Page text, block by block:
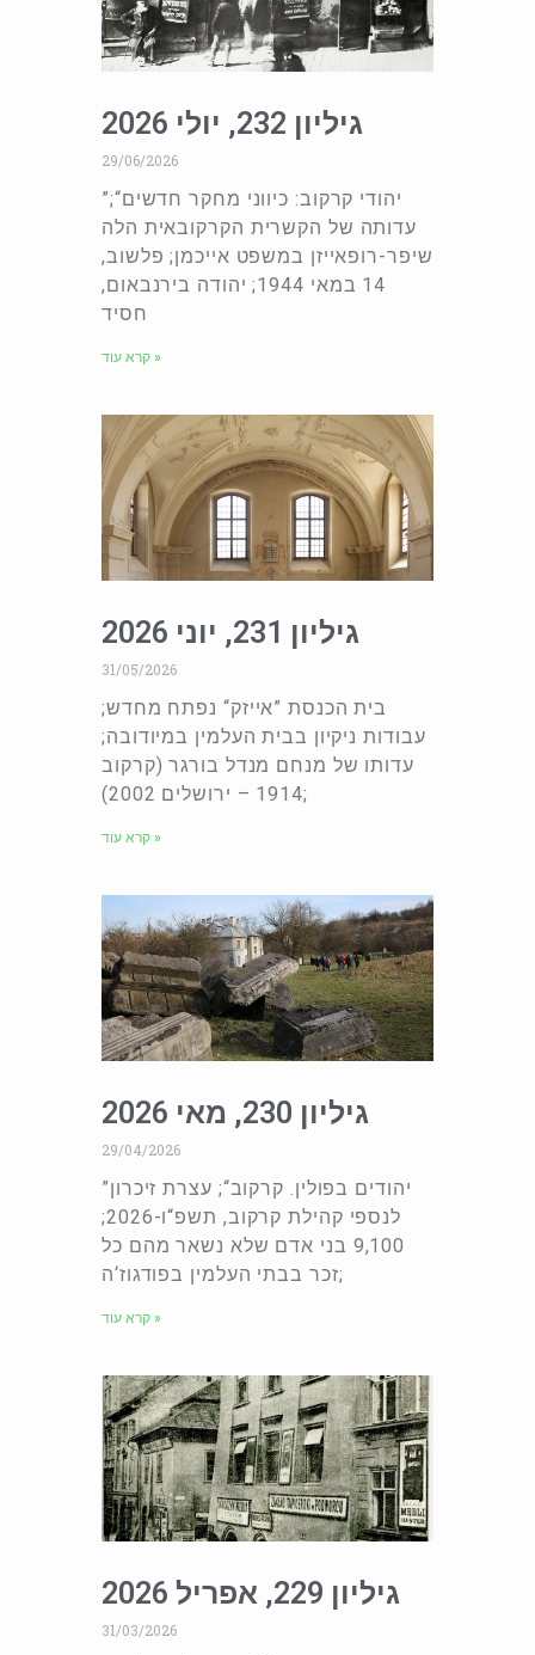
גיליון 232, יולי 2026
29/06/2026
”יהודי קרקוב: כיווני מחקר חדשים“;
עדותה של הקשרית הקרקובאית הלה
שיפר-רופאייזן במשפט אייכמן; פלשוב,
14 במאי 1944; יהודה בירנבאום,
חסיד
קרא עוד »
גיליון 231, יוני 2026
31/05/2026
בית הכנסת ”אייזק“ נפתח מחדש;
עבודות ניקיון בבית העלמין במיודובה;
עדותו של מנחם מנדל בורגר (קרקוב
1914 – ירושלים 2002);
קרא עוד »
גיליון 230, מאי 2026
29/04/2026
”יהודים בפולין. קרקוב“; עצרת זיכרון
לנספי קהילת קרקוב, תשפ“ו-2026;
9,100 בני אדם שלא נשאר מהם כל
זכר בבתי העלמין בפודגוז‘ה;
קרא עוד »
גיליון 229, אפריל 2026
31/03/2026